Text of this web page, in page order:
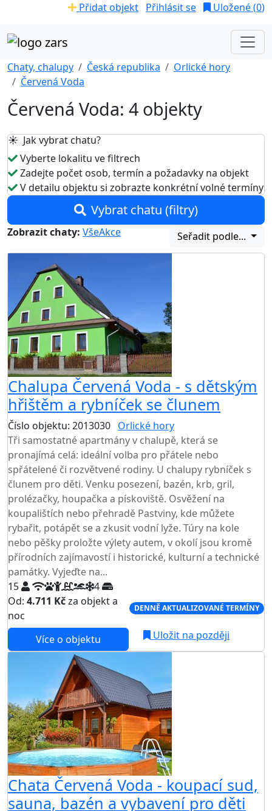
Přidat objekt Přihlásit se Uložené (0)
Chaty, chalupy Česká republika
Orlické hory
Červená Voda
Červená Voda: 4 objekty
☀️ Jak vybrat chatu?
Vyberte lokalitu ve filtrech
Zadejte počet osob, termín a požadavky na objekt
V detailu objektu si zobrazte konkrétní volné termíny
Vybrat chatu (filtry)
Zobrazit chaty: VšeAkce Seřadit podle...
Chalupa Červená Voda - s dětským
hřištěm a rybníček se člunem
Číslo objektu: 2013030 Orlické hory
Tři samostatné apartmány v chalupě, která se
pronajímá celá: ideální volba pro přátele nebo
spřátelené či rozvětvené rodiny. U chalupy rybníček s
člunem pro děti. Venku posezení, bazén, krb, gril,
prolézačky, houpačka a pískoviště. Osvěžení na
koupalištích nebo přehradě Pastviny, kde můžete
rybařit, potápět se a zkusit vodní lyže. Túry na kole
nebo pěšky proložte výlety autem, v okolí jsou kromě
přírodních zajímavostí i historické, kulturní a technické
památky. Vyjeďte na...
15
4
Od: 4.711 Kčza objekt a
noc
DENNĚ AKTUALIZOVANÉ TERMÍNY
Více o objektu Uložit na později
Chata Červená Voda - koupací sud,
sauna, bazén a vybavení pro děti